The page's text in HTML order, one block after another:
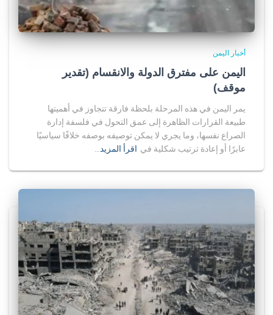
أخبار اليمن
اليمن على مفترق الدولة والانقسام (تقدير
موقف)
يمر اليمن في هذه المرحلة بلحظة فارقة تتجاوز في أهميتها
طبيعة القرارات الظاهرة إلى عمق التحول في فلسفة إدارة
الصراع نفسها، وما يجري لا يمكن توصيفه بوصفه خلافًا سياسيًا
عابرًا أو إعادة ترتيب شكلية في اقرأ المزيد…